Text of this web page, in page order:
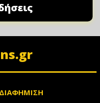
ΔΙΑΦΗΜΙΣΗ